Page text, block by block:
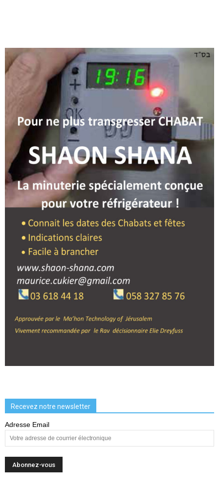
Recevez notre newsletter
Adresse Email